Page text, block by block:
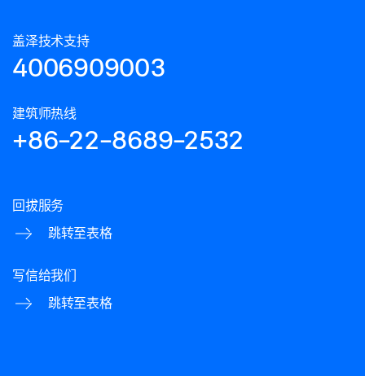
盖泽技术支持
4006909003
建筑师热线
+86-22-8689-2532
回拔服务
跳转至表格
写信给我们
跳转至表格